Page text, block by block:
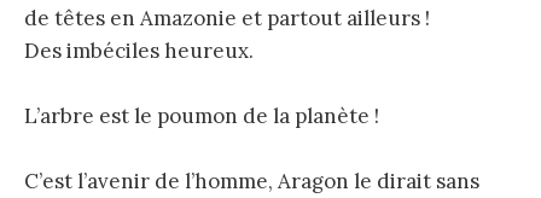
de têtes en Amazonie et partout ailleurs !
Des imbéciles heureux.
L’arbre est le poumon de la planète !
C’est l’avenir de l’homme, Aragon le dirait sans